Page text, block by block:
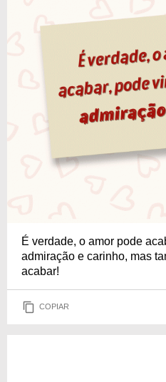
É verdade, o amor pode
admiração e carinho, mas
acabar!
COPIAR